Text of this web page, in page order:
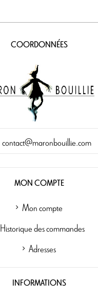
COORDONNÉES
contact@maronbouillie.com
MON COMPTE
Mon compte
Historique des commandes
Adresses
INFORMATIONS